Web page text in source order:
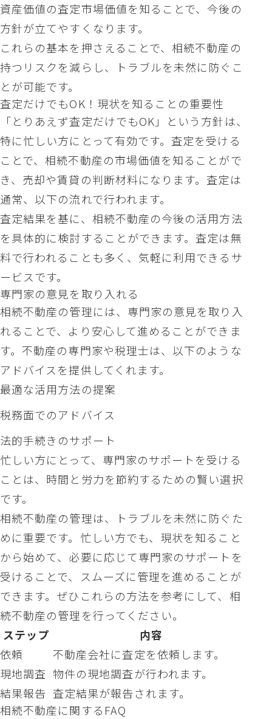
資産価値の査定市場価値を知ることで、今後の
方針が立てやすくなります。
これらの基本を押さえることで、相続不動産の
持つリスクを減らし、トラブルを未然に防ぐこ
とが可能です。
査定だけでもOK！現状を知ることの重要性
「とりあえず査定だけでもOK」という方針は、
特に忙しい方にとって有効です。査定を受ける
ことで、相続不動産の市場価値を知ることがで
き、売却や賃貸の判断材料になります。査定は
通常、以下の流れで行われます。
査定結果を基に、相続不動産の今後の活用方法
を具体的に検討することができます。査定は無
料で行われることも多く、気軽に利用できるサ
ービスです。
専門家の意見を取り入れる
相続不動産の管理には、専門家の意見を取り入
れることで、より安心して進めることができま
す。不動産の専門家や税理士は、以下のような
アドバイスを提供してくれます。
最適な活用方法の提案
税務面でのアドバイス
法的手続きのサポート
忙しい方にとって、専門家のサポートを受ける
ことは、時間と労力を節約するための賢い選択
です。
相続不動産の管理は、トラブルを未然に防ぐた
めに重要です。忙しい方でも、現状を知ること
から始めて、必要に応じて専門家のサポートを
受けることで、スムーズに管理を進めることが
できます。ぜひこれらの方法を参考にして、相
続不動産の管理を行ってください。
ステップ
内容
依頼
不動産会社に査定を依頼します。
現地調査 物件の現地調査が行われます。
結果報告 査定結果が報告されます。
相続不動産に関するFAQ